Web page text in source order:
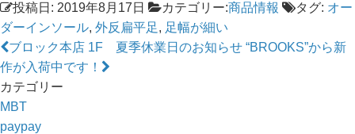
投稿日: 2019年8月17日
カテゴリー:商品情報 タグ: オー
ダーインソール, 外反扁平足, 足幅が細い
ブロック本店 1F 夏季休業日のお知らせ “BROOKS”から新
作が入荷中です！
カテゴリー
MBT
paypay